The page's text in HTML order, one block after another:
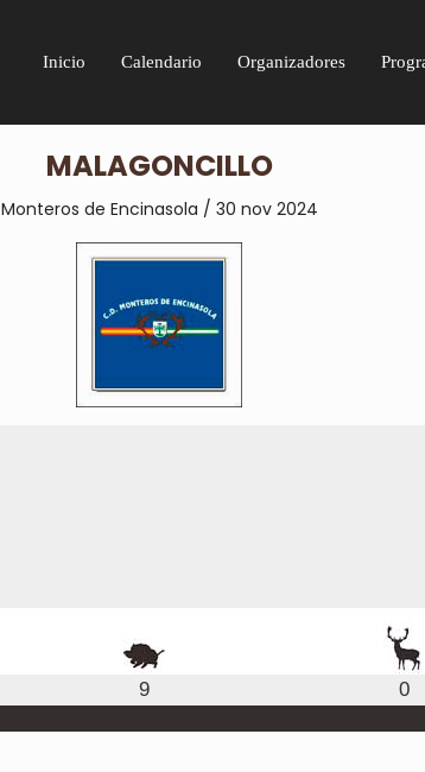
Inicio Calendario Organizadores
MALAGONCILLO
Monteros de Encinasola / 30 nov 2024
9 0